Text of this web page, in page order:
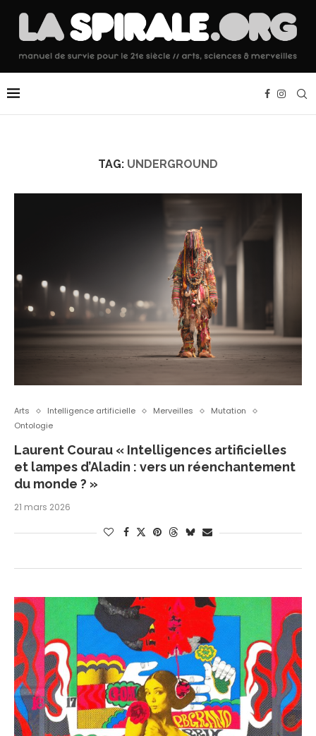
TAG: UNDERGROUND
Arts Intelligence artificielle Merveilles
Mutation
Ontologie
Laurent Courau « Intelligences artificielles
et lampes d’Aladin : vers un réenchantement
du monde ? »
21 mars 2026